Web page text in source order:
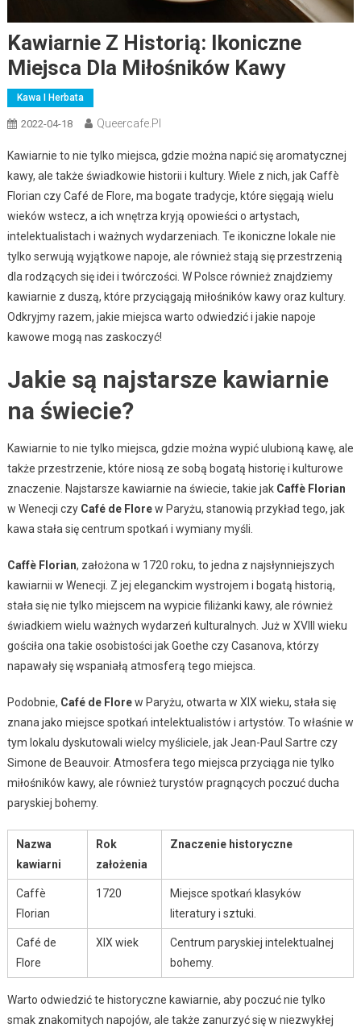
Kawiarnie Z Historią: Ikoniczne
Miejsca Dla Miłośników Kawy
Kawa I Herbata
2022-04-18 Queercafe.pl
Kawiarnie to nie tylko miejsca, gdzie można napić się aromatycznej
kawy, ale także świadkowie historii i kultury. Wiele z nich, jak Caffè
Florian czy Café de Flore, ma bogate tradycje, które sięgają wielu
wieków wstecz, a ich wnętrza kryją opowieści o artystach,
intelektualistach i ważnych wydarzeniach. Te ikoniczne lokale nie
tylko serwują wyjątkowe napoje, ale również stają się przestrzenią
dla rodzących się idei i twórczości. W Polsce również znajdziemy
kawiarnie z duszą, które przyciągają miłośników kawy oraz kultury.
Odkryjmy razem, jakie miejsca warto odwiedzić i jakie napoje
kawowe mogą nas zaskoczyć!
Jakie są najstarsze kawiarnie
na świecie?
Kawiarnie to nie tylko miejsca, gdzie można wypić ulubioną kawę, ale
także przestrzenie, które niosą ze sobą bogatą historię i kulturowe
znaczenie. Najstarsze kawiarnie na świecie, takie jak Caffè Florian
w Wenecji czy Café de Florew Paryżu, stanowią przykład tego, jak
kawa stała się centrum spotkań i wymiany myśli.
Caffè Florian, założona w 1720 roku, to jedna z najsłynniejszych
kawiarnii w Wenecji. Z jej eleganckim wystrojem i bogatą historią,
stała się nie tylko miejscem na wypicie filiżanki kawy, ale również
świadkiem wielu ważnych wydarzeń kulturalnych. Już w XVIII wieku
gościła ona takie osobistości jak Goethe czy Casanova, którzy
napawały się wspaniałą atmosferą tego miejsca.
Podobnie, Café de Florew Paryżu, otwarta w XIX wieku, stała się
znana jako miejsce spotkań intelektualistów i artystów. To właśnie w
tym lokalu dyskutowali wielcy myśliciele, jak Jean-Paul Sartre czy
Simone de Beauvoir. Atmosfera tego miejsca przyciąga nie tylko
miłośników kawy, ale również turystów pragnących poczuć ducha
paryskiej bohemy.
Nazwa
kawiarni
Rok
założenia
Znaczenie historyczne
Caffè
Florian
1720
Miejsce spotkań klasyków
literatury i sztuki.
Café de
Flore
XIX wiek
Centrum paryskiej intelektualnej
bohemy.
Warto odwiedzić te historyczne kawiarnie, aby poczuć nie tylko
smak znakomitych napojów, ale także zanurzyć się w niezwykłej